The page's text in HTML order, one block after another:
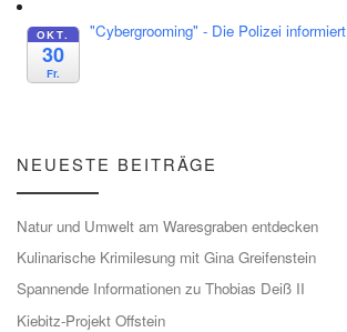
OKT.
30
Fr.
"Cybergrooming" - Die Polizei informiert
NEUESTE BEITRÄGE
Natur und Umwelt am Waresgraben entdecken
Kulinarische Krimilesung mit Gina Greifenstein
Spannende Informationen zu Thobias Deiß II
Kiebitz-Projekt Offstein